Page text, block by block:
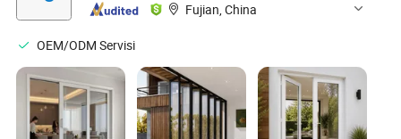
Fujian, China
OEM/ODM Servisi